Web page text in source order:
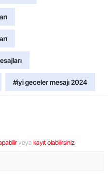
#iyi geceler mesajı 2024
veya kayıt olabilirsiniz.